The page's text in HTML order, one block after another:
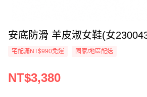
安底防滑 羊皮淑女鞋(女
宅配滿NT$990免運 國家/地區配送
NT$3,380